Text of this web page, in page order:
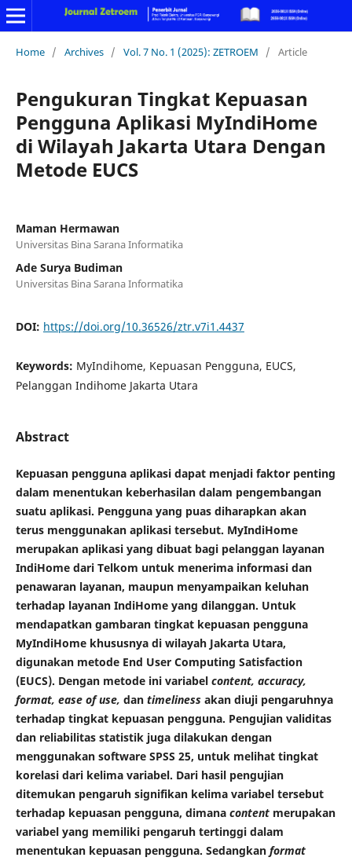
Home / Archives / Vol. 7 No. 1 (2025): ZETROEM / Article
Pengukuran Tingkat Kepuasan
Pengguna Aplikasi MyIndiHome
di Wilayah Jakarta Utara Dengan
Metode EUCS
Maman Hermawan
Universitas Bina Sarana Informatika
Ade Surya Budiman
Universitas Bina Sarana Informatika
DOI: https://doi.org/10.36526/ztr.v7i1.4437
Keywords: MyIndihome, Kepuasan Pengguna, EUCS,
Pelanggan Indihome Jakarta Utara
Abstract
Kepuasan pengguna aplikasi dapat menjadi faktor penting
dalam menentukan keberhasilan dalam pengembangan
suatu aplikasi. Pengguna yang puas diharapkan akan
terus menggunakan aplikasi tersebut. MyIndiHome
merupakan aplikasi yang dibuat bagi pelanggan layanan
IndiHome dari Telkom untuk menerima informasi dan
penawaran layanan, maupun menyampaikan keluhan
terhadap layanan IndiHome yang dilanggan. Untuk
mendapatkan gambaran tingkat kepuasan pengguna
MyIndiHome khususnya di wilayah Jakarta Utara,
digunakan metode End User Computing Satisfaction
(EUCS). Dengan metode ini variabel content, accuracy,
format, ease of use, dan timelinessakan diuji pengaruhnya
terhadap tingkat kepuasan pengguna. Pengujian validitas
dan reliabilitas statistik juga dilakukan dengan
menggunakan software SPSS 25, untuk melihat tingkat
korelasi dari kelima variabel. Dari hasil pengujian
ditemukan pengaruh signifikan kelima variabel tersebut
terhadap kepuasan pengguna, dimana contentmerupakan
variabel yang memiliki pengaruh tertinggi dalam
menentukan kepuasan pengguna. Sedangkan format